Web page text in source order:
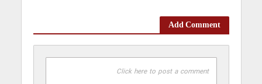
Add Comment
Click here to post a comment